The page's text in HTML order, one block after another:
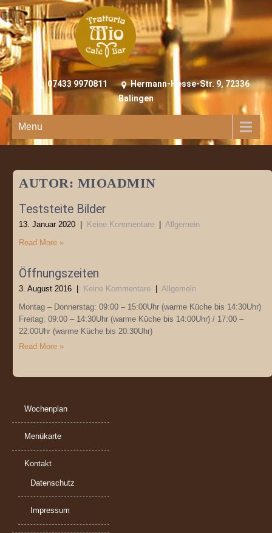
07433 9970811
Hermann-Hesse-Str. 9, 72336
Balingen
Menu
AUTOR: MIOADMIN
Teststeite Bilder
13. Januar 2020 Keine Kommentare
Allgemein
Read More »
Öffnungszeiten
3. August 2016 Keine Kommentare
Allgemein
Montag – Donnerstag: 09:00 – 15:00Uhr (warme Küche bis 14:30Uhr)
Freitag: 09:00 – 14:30Uhr (warme Küche bis 14:00Uhr) / 17:00 –
22:00Uhr (warme Küche bis 20:30Uhr)
Read More »
Wochenplan
Menükarte
Kontakt
Datenschutz
Impressum